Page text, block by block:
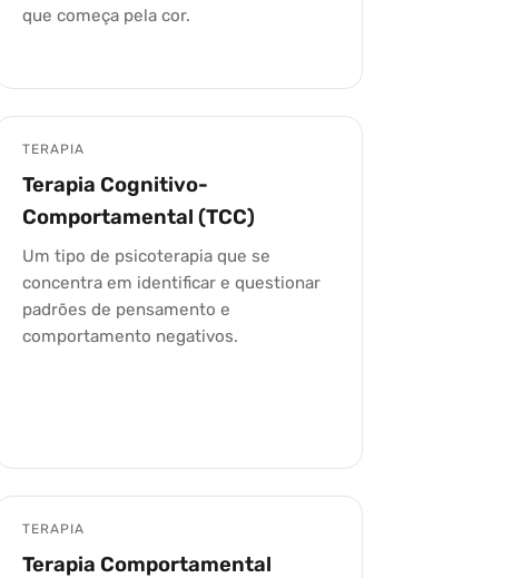
que começa pela cor.
TERAPIA
Terapia Cognitivo-
Comportamental (TCC)
Um tipo de psicoterapia que se
concentra em identificar e questionar
padrões de pensamento e
comportamento negativos.
TERAPIA
Terapia Comportamental